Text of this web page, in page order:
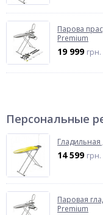
Парова
Premium
19 999 грн.
Персональные
Гладильная
14 599 грн.
Паровая
Premium